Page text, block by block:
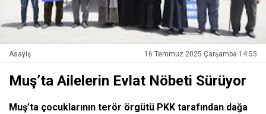
Asayiş 16 Temmuz 2025 Çarşamba 14:55
Muş’ta Ailelerin Evlat Nöbeti Sürüyor
Muş’ta çocuklarının terör örgütü PKK tarafından dağa